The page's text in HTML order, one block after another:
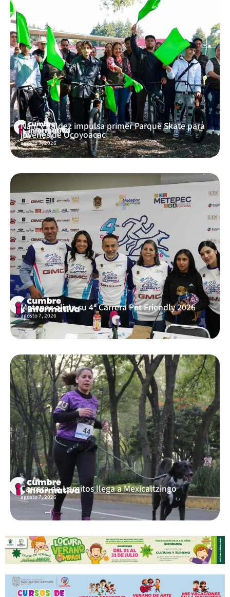
Nancy Valdez impulsa primer Parque Skate para
jóvenes de Ocoyoacac
agosto 7, 2026
Metepec alista su 4ª Carrera Pet Friendly 2026
agosto 7, 2026
Carrera de Lomitos llega a Mexicaltzingo
agosto 7, 2026